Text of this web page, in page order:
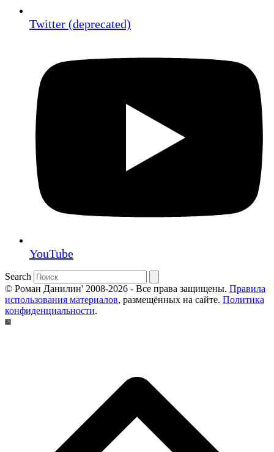
Twitter (deprecated)
YouTube
Search
© Роман Данилин' 2008-2026 - Все права защищены. Правила
использования материалов, размещённых на сайте. Политика
конфиденциальности.